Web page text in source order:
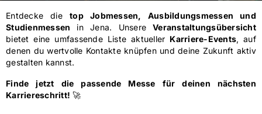
Entdecke dietop Jobmessen, Ausbildungsmessen und
Studienmessen inJena. UnsereVeranstaltungsübersicht
bietet eine umfassende Liste aktueller Karriere-Events, auf
denen du wertvolle Kontakte knüpfen und deine Zukunft aktiv
gestalten kannst.
Finde jetzt die passende Messe für deinen nächsten
Karriereschritt! 🚀